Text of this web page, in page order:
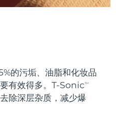
的污垢、油脂和化妆品
有效得多。T-SonicTM
除深层杂质，减少爆
预计送达日期8/11/26